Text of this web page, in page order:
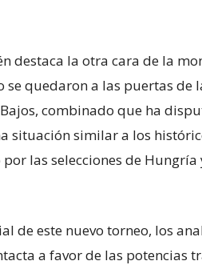
destaca la otra cara de la
quedaron a las puertas de
combinado que ha
situación similar a los
las selecciones de
de este nuevo torneo, los
a favor de las potencias